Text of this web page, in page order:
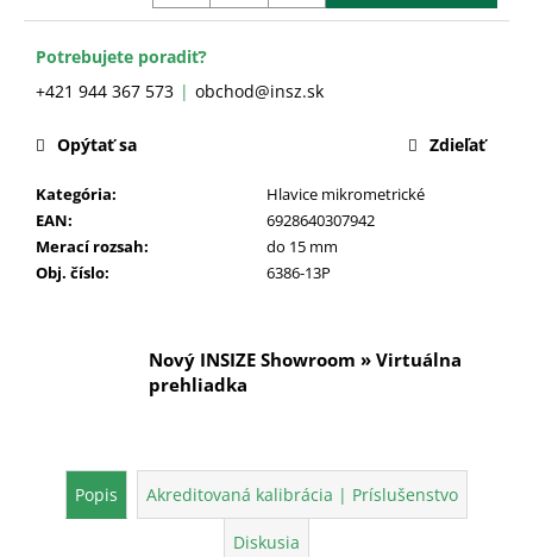
Potrebujete poradiť?
+421 944 367 573
obchod@insz.sk
Kategória:
Hlavice mikrometrické
EAN:
6928640307942
Merací rozsah:
do 15 mm
Obj. číslo: 6386-13P
Opýtať sa Zdieľať
Nový INSIZE Showroom » Virtuálna
prehliadka
Popis Akreditovaná kalibrácia | Príslušenstvo
Diskusia
m
e